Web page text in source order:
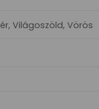
Világoszöld, Vörös